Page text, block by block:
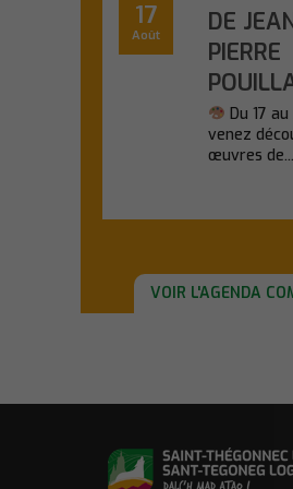
17
Août
DE
PIERRE
Du 17
venez
œuvres de...
VOIR L'AGENDA